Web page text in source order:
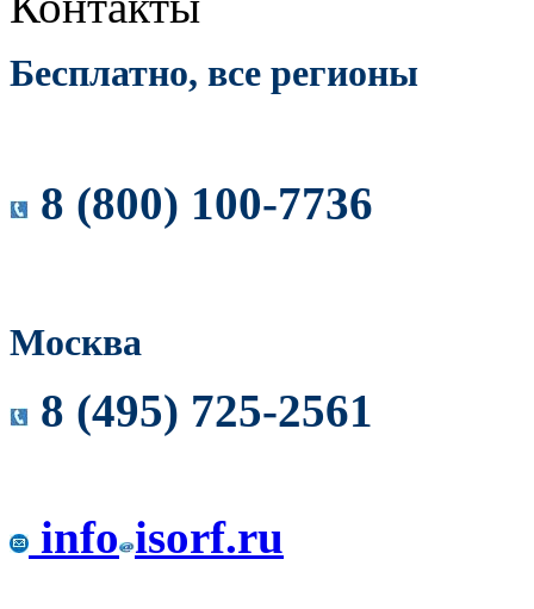
Бесплатно, все регионы
8 (800) 100-7736
Москва
8 (495) 725-2561
info isorf.ru